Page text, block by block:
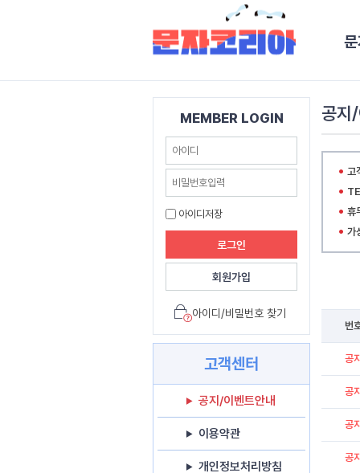
MEMBER LOGIN
아이디저장
로그인
회원가입
아이디/비밀번호 찾기
고객센터
공지/이벤트안내
이용약관
개인정보처리방침
공지
고
휴
가
번
공
공
공
공